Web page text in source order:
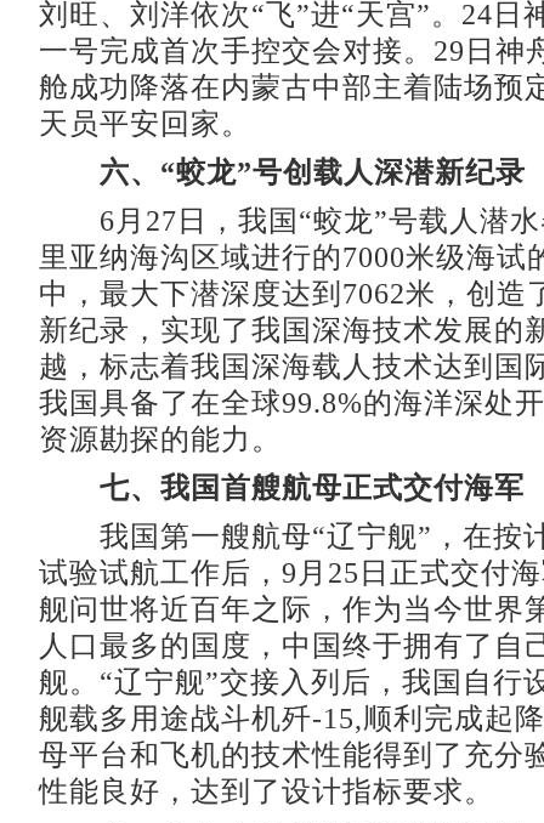
刘旺、刘洋依次“飞”进“天宫”。24日
一号完成首次手控交会对接。29日神
舱成功降落在内蒙古中部主着陆场预
天员平安回家。
六、“蛟龙”号创载人深潜新纪录
6月27日，我国“蛟龙”号载人潜水
里亚纳海沟区域进行的7000米级海试
中，最大下潜深度达到7062米，创造
新纪录，实现了我国深海技术发展的
越，标志着我国深海载人技术达到国
我国具备了在全球99.8%的海洋深处
资源勘探的能力。
七、我国首艘航母正式交付海军
我国第一艘航母“辽宁舰”，在按
试验试航工作后，9月25日正式交付
舰问世将近百年之际，作为当今世界
人口最多的国度，中国终于拥有了自
舰。“辽宁舰”交接入列后，我国自行
舰载多用途战斗机歼-15,顺利完成起
母平台和飞机的技术性能得到了充分
性能良好，达到了设计指标要求。